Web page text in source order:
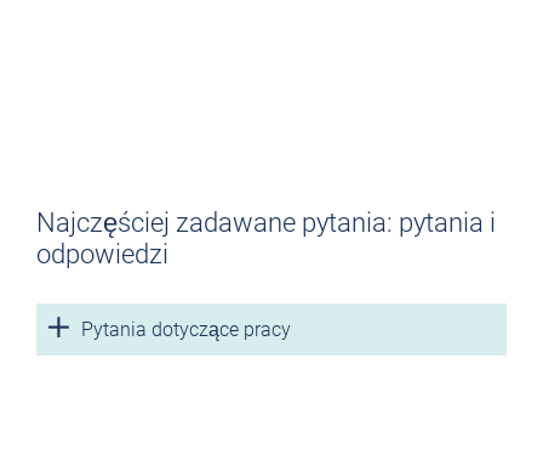
Powrót do przeglądu szkoleń
Najczęściej zadawane pytania: pytania i
odpowiedzi
Pytania dotyczące pracy